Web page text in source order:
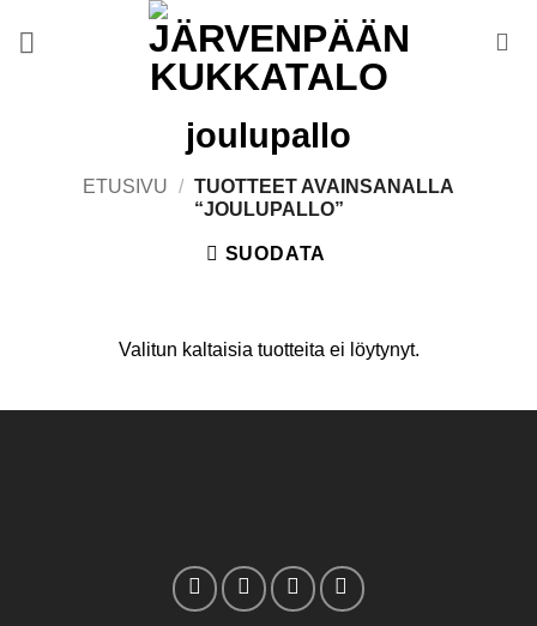
joulupallo
ETUSIVU / TUOTTEET AVAINSANALLA
“JOULUPALLO”
SUODATA
Valitun kaltaisia tuotteita ei löytynyt.